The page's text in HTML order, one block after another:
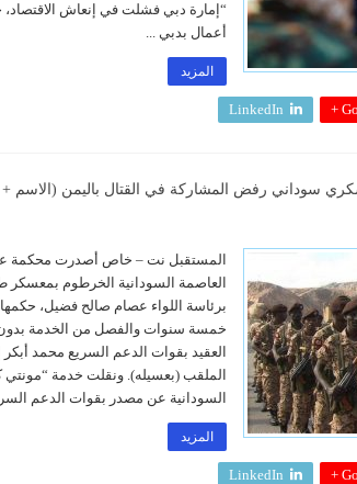
“إمارة دبي فشلت في إنعاش
أعمال بدبي ...
المزيد
LinkedIn
المستقبل نت – خاص أصدرت محكمة
العاصمة السودانية الخرطوم بمعسكر
برئاسة اللواء عصام صالح فضيل،
خمسة سنوات والفصل من الخدمة
العقيد بقوات الدعم السريع محمد أبكر
الملقب (بعسيله). ونقلت خدمة “مونتي
السودانية عن مصدر بقوات الدعم
المزيد
LinkedIn